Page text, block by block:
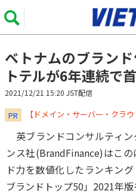
ベトナムのブラン
トテルが6年連続で
2021/12/21 15:20 JST配信
PR 【ドメイン・サーバー・クラ
英ブランドコンサルティ
ンス社(BrandFinance)はこ
ド力を数値化したランキン
ブランドトップ50」2021年